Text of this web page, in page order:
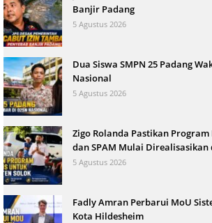
Banjir Padang
5 Agustus 2026
Dua Siswa SMPN 25 Padang
Nasional
5 Agustus 2026
Zigo Rolanda Pastikan
dan SPAM Mulai Direalisasikan
5 Agustus 2026
Fadly Amran Perbarui MoU
Kota Hildesheim